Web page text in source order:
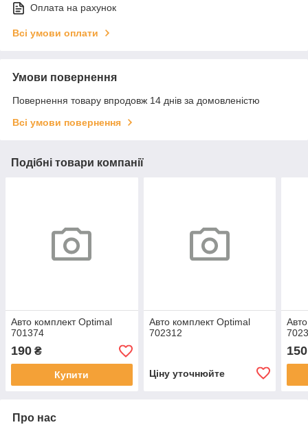
Оплата на рахунок
Всі умови оплати
Умови повернення
Повернення товару впродовж 14 днів за домовленістю
Всі умови повернення
Подібні товари компанії
Авто комплект Оptimal
701374
190 ₴
Купити
Авто комплект Оptimal
702312
Ціну уточнюйте
150
Про нас